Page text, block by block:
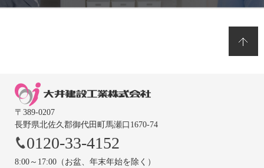
〒389-0207
長野県北佐久郡御代田町馬瀬口1670-74
0120-33-4152
8:00～17:00（お盆、年末年始を除く）